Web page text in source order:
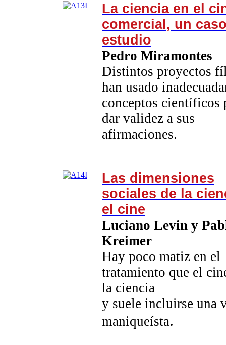
La ciencia en el
comercial, un
estudio
Pedro Miramontes
Distintos proyectos
han usado
conceptos científicos
dar validez a sus
afirmaciones.
Las dimensiones
sociales de la
el cine
Luciano Levin y
Kreimer
Hay poco matiz en el
tratamiento que el
la ciencia
y suele incluirse una
maniqueísta.